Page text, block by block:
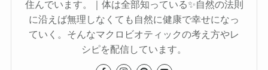
住んでいます。｜体は全部知っている✨自然の法則
に沿えば無理しなくても自然に健康で幸せになっ
ていく。そんなマクロビオティックの考え方やレ
シピを配信しています。